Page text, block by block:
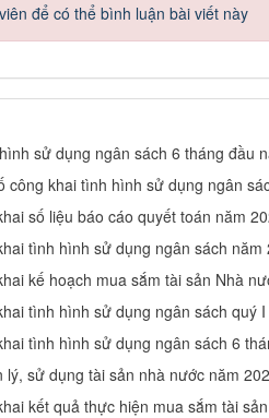
để có thể bình luận bài viết này
sử dụng ngân sách 6 tháng đầu
công khai tình hình sử dụng ngân
số liệu báo cáo quyết toán năm
tình hình sử dụng ngân sách năm
kế hoạch mua sắm tài sản Nhà
tình hình sử dụng ngân sách quý
tình hình sử dụng ngân sách 6
lý, sử dụng tài sản nhà nước năm
kết quả thực hiện mua sắm tài